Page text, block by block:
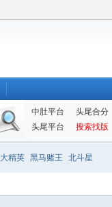
中肚平台
头尾合分
头尾平台
搜索找版
大精英 黑马赌王 北斗星